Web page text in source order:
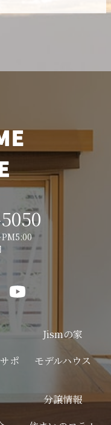
Jismの家
ポ
モデルハウス
分譲情報